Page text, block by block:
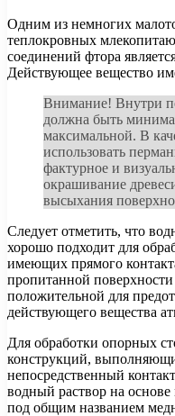
Одним из немногих
теплокровных
соединений фтора
Действующее вещество
Внимание! Внутри
должна быть
максимальной. В
использовать
фактурное и
окрашивание
высыхания
Следует отметить, что
хорошо подходит для
имеющих прямого
пропитанной
положительной для
действующего вещества
Для обработки опорных
конструкций,
непосредственный
водный раствор на
под общим названием